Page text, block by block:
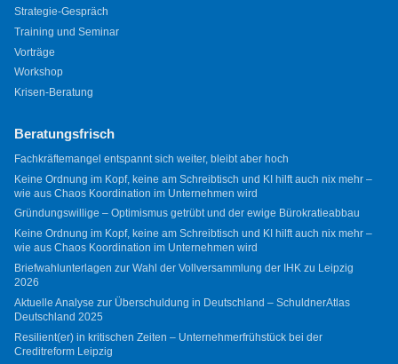
Strategie-Gespräch
Training und Seminar
Vorträge
Workshop
Krisen-Beratung
Beratungsfrisch
Fachkräftemangel entspannt sich weiter, bleibt aber hoch
Keine Ordnung im Kopf, keine am Schreibtisch und KI hilft auch nix mehr –
wie aus Chaos Koordination im Unternehmen wird
Gründungswillige – Optimismus getrübt und der ewige Bürokratieabbau
Keine Ordnung im Kopf, keine am Schreibtisch und KI hilft auch nix mehr –
wie aus Chaos Koordination im Unternehmen wird
Briefwahlunterlagen zur Wahl der Vollversammlung der IHK zu Leipzig
2026
Aktuelle Analyse zur Überschuldung in Deutschland – SchuldnerAtlas
Deutschland 2025
Resilient(er) in kritischen Zeiten – Unternehmerfrühstück bei der
Creditreform Leipzig